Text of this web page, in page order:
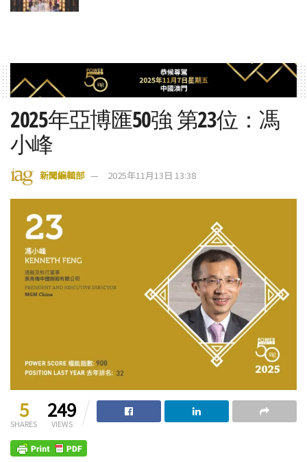
2025年亞博匯50強 第23位：馮
小峰
新聞編輯部 2025年11月13日 13:38
5
SHARES
249
VIEWS